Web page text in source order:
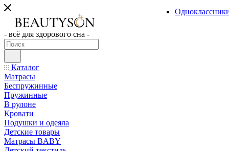
- всё для здорового сна -
Каталог
Матрасы
Беспружинные
Пружинные
В рулоне
Кровати
Подушки и одеяла
Детские товары
Матрасы BABY